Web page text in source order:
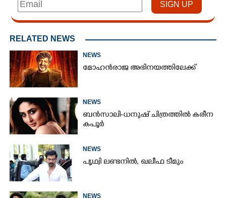
RELATED NEWS
NEWS
മോഹൻരാജ അഭിനയത്തിലേക്ക്
NEWS
ബൻസാലി-ധനുഷ് ചിത്രത്തിൽ കരീന
കപൂർ
NEWS
പൃഥ്വി ലണ്ടനിൽ, ഖലീഫ ടീമും
NEWS